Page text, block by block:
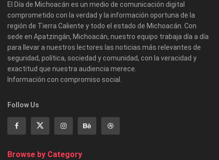
El Día de Michoacán es un medio de comunicación digital
comprometido con la verdad y la información oportuna de la
región de Tierra Caliente y todo el estado de Michoacán. Con
sede en Apatzingán, Michoacán, nuestro equipo trabaja día a día
para llevar a nuestros lectores las noticias más relevantes de
seguridad, política, sociedad y comunidad, con la veracidad y
exactitud que nuestra audiencia merece.
Información con compromiso social.
Follow Us
Browse by Category